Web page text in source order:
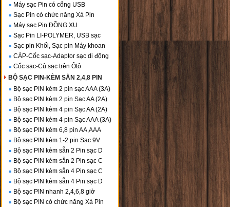
Máy sạc Pin có cổng USB
Sạc Pin có chức năng Xả Pin
Máy sạc Pin ĐỒNG XU
Sạc Pin LI-POLYMER, USB sạc
Sạc pin Khối, Sạc pin Máy khoan
CÁP-Cốc sạc-Adaptor sạc di động
Cốc sạc-Củ sạc trên Ôtô
BỘ SẠC PIN-KÈM SẲN 2,4,8 PIN
Bộ sạc PIN kèm 2 pin sạc AAA (3A)
Bộ sạc PIN kèm 2 pin Sạc AA (2A)
Bộ sạc PIN kèm 4 pin Sạc AA (2A)
Bộ sạc PIN kèm 4 pin Sạc AAA (3A)
Bộ sạc PIN kèm 6,8 pin AA,AAA
Bộ sạc PIN kèm 1-2 pin Sạc 9V
Bộ sạc PIN kèm sẳn 2 Pin sạc D
Bộ sạc PIN kèm sẳn 2 Pin sạc C
Bộ sạc PIN kèm sẳn 4 Pin sạc C
Bộ sạc PIN kèm sẳn 4 Pin sạc D
Bộ sạc PIN nhanh 2,4,6,8 giờ
Bộ sạc PIN có chức năng Xả Pin